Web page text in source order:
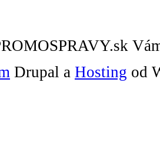
Drupal a Hosting od